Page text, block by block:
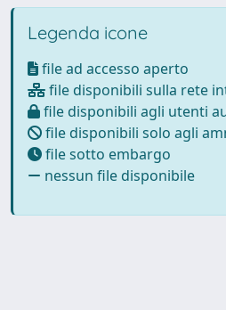
Legenda icone
file ad accesso aperto
file disponibili sulla rete
file disponibili agli utenti
file disponibili solo agli
file sotto embargo
nessun file disponibile